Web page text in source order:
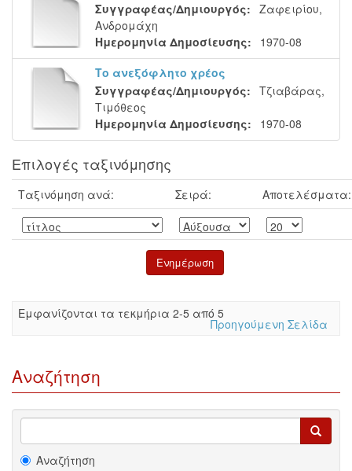
Συγγραφέας/Δημιουργός: Ζαφειρίου,
Ανδρομάχη
Ημερομηνία Δημοσίευσης:
1970-08
Το ανεξόφλητο χρέος
Συγγραφέας/Δημιουργός: Τζιαβάρας,
Τιμόθεος
Ημερομηνία Δημοσίευσης:
1970-08
Επιλογές ταξινόμησης
Ταξινόμηση ανά: Σειρά: Αποτελέσματα:
Eμφανίζονται τα τεκμήρια 2-5 από 5
Προηγούμενη Σελίδα
Αναζήτηση
Αναζήτηση